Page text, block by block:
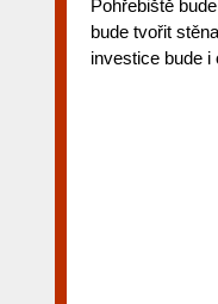
Pohřebiště
bude tvořit
investice bude